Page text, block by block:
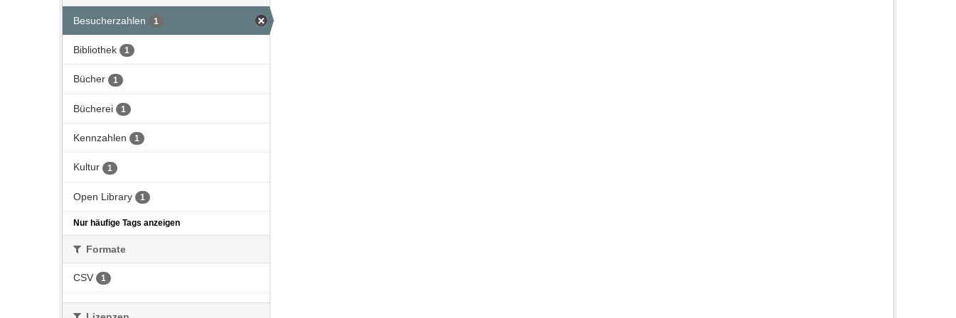
Besucherzahlen 1
Bibliothek 1
Bücher 1
Bücherei 1
Kennzahlen 1
Kultur 1
Open Library 1
Nur häufige Tags anzeigen
Formate
CSV 1